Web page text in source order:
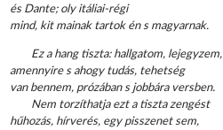
és Dante; oly itáliai-régi
mind, kit mainak tartok én s magyarnak.
Ez a hang tiszta: hallgatom, lejegyzem,
amennyire s ahogy tudás, tehetség
van bennem, prózában s jobbára versben.
Nem torzíthatja ezt a tiszta zengést
hűhozás, hírverés, egy pisszenet sem,